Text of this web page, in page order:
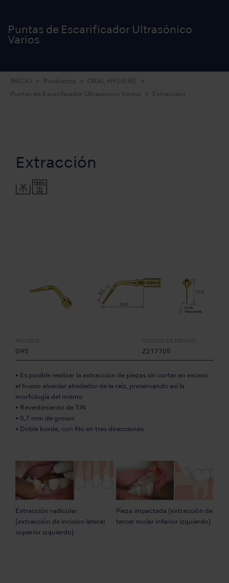
Puntas de Escarificador Ultrasónico
Varios
INICIO Productos ORAL HYGIENE
Puntas de Escarificador Ultrasónico Varios Extracción
Extracción
MODELO:
G95
CÓDIGO DE PEDIDO:
Z217705
• Es posible realizar la extracción de piezas sin cortar en exceso
el hueso alveolar alrededor de la raíz, preservando así la
morfología del mismo
• Revestimiento de TiN
• 0,7 mm de grosor
• Doble borde, con filo en tres direcciones
Extracción radicular
(extracción de incisivo lateral
superior izquierdo)
Pieza impactada (extracción de
tercer molar inferior izquierdo)